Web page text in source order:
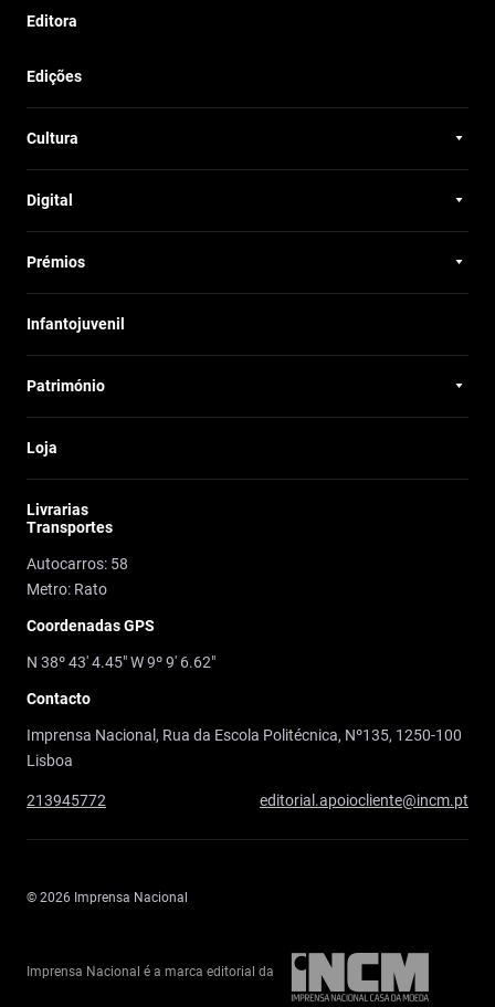
Editora
Edições
Cultura
Digital
Prémios
Infantojuvenil
Património
Loja
Livrarias
Transportes
Autocarros: 58
Metro: Rato
Coordenadas GPS
N 38º 43' 4.45" W 9º 9' 6.62"
Contacto
Imprensa Nacional, Rua da Escola Politécnica, Nº135, 1250-100
Lisboa
213945772 editorial.apoiocliente@incm.pt
© 2026 Imprensa Nacional
Imprensa Nacional é a marca editorial da